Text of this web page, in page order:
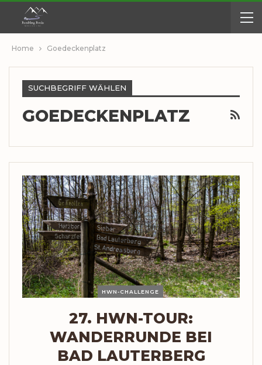
Home Goedeckenplatz
SUCHBEGRIFF WÄHLEN
GOEDECKENPLATZ
HWN-CHALLENGE
27. HWN-TOUR:
WANDERRUNDE BEI
BAD LAUTERBERG